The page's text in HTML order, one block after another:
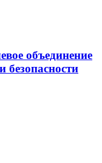
объединение
безопасности